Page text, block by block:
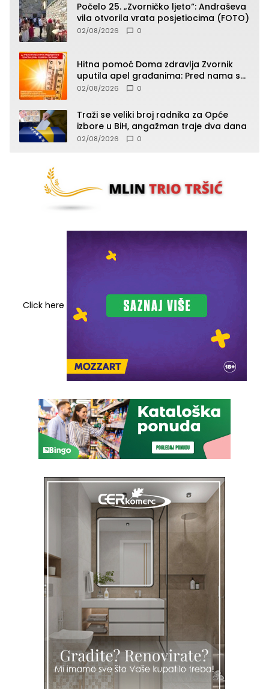
Počelo 25. „Zvorničko ljeto“: Andraševa
vila otvorila vrata posjetiocima (FOTO)
02/08/2026 0
Hitna pomoć Doma zdravlja Zvornik
uputila apel građanima: Pred nama su
temperature do 40°C, oprez zbog
02/08/2026 0
Traži se veliki broj radnika za Opće
izbore u BiH, angažman traje dva dana
02/08/2026 0
Click here